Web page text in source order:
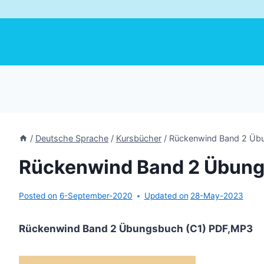
/ Deutsche Sprache / Kursbücher / Rückenwind Band 2
Rückenwind Band 2
Posted on 6-September-2020 Updated on 28-May-2023
Rückenwind Band 2 Übungsbuch (C1) PDF,MP3